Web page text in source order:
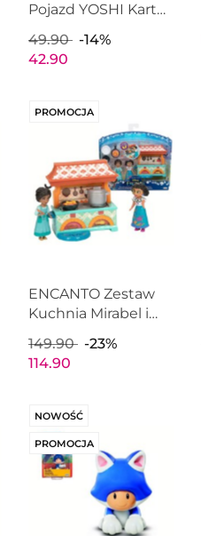
Pojazd YOSHI Kart
JAKKS PACIFIC
403034
49.90
-14%
42.90
PROMOCJA
ENCANTO Zestaw
Kuchnia Mirabel i
JAKKS PACIFIC
219224
149.90
-23%
114.90
NOWOŚĆ
PROMOCJA